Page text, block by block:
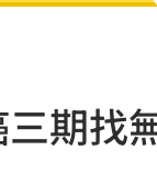
期找